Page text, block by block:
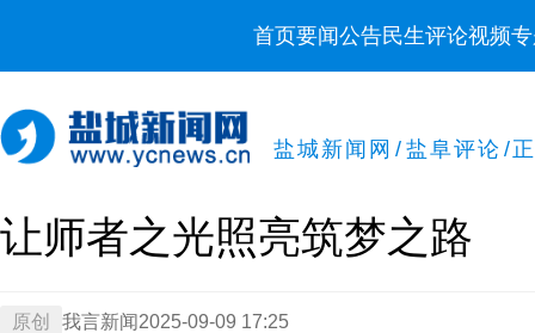
首页要闻公告民生评论视频
盐城新闻网 / 盐阜评论 /
让师者之光照亮筑梦之路
原创 我言新闻 2025-09-09 17:25